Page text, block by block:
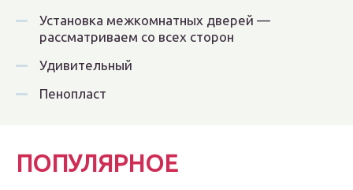
Установка межкомнатных дверей —
рассматриваем со всех сторон
Удивительный
Пенопласт
ПОПУЛЯРНОЕ